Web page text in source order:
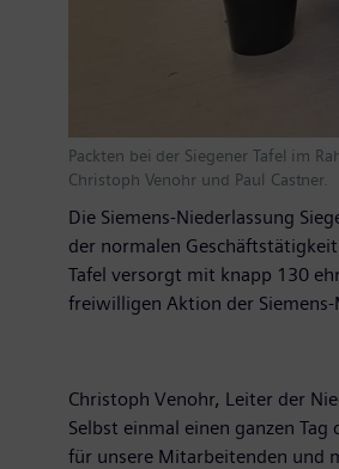
Packten bei der Siegener Tafel im
Christoph Venohr und Paul Castner.
Die Siemens-Niederlassung
der normalen
Tafel versorgt mit knapp 130
freiwilligen Aktion der
Christoph Venohr, Leiter der
Selbst einmal einen ganzen
für unsere Mitarbeitenden und